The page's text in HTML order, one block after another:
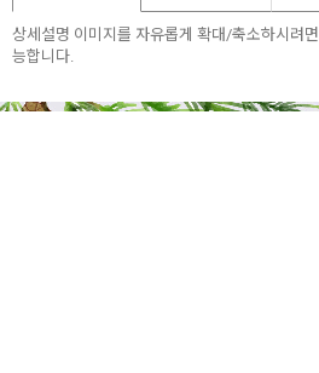
상세설명 이미지를 자유롭게 확대/축소하시려면
능합니다.